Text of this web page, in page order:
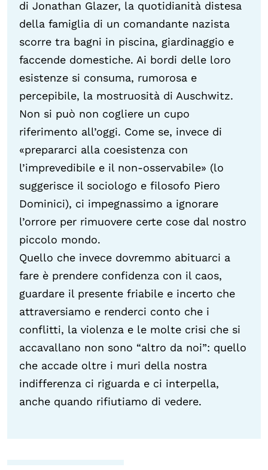
di Jonathan Glazer, la quotidianità distesa
della famiglia di un comandante nazista
scorre tra bagni in piscina, giardinaggio e
faccende domestiche. Ai bordi delle loro
esistenze si consuma, rumorosa e
percepibile, la mostruosità di Auschwitz.
Non si può non cogliere un cupo
riferimento all’oggi. Come se, invece di
«prepararci alla coesistenza con
l’imprevedibile e il non-osservabile» (lo
suggerisce il sociologo e filosofo Piero
Dominici), ci impegnassimo a ignorare
l’orrore per rimuovere certe cose dal nostro
piccolo mondo.
Quello che invece dovremmo abituarci a
fare è prendere confidenza con il caos,
guardare il presente friabile e incerto che
attraversiamo e renderci conto che i
conflitti, la violenza e le molte crisi che si
accavallano non sono “altro da noi”: quello
che accade oltre i muri della nostra
indifferenza ci riguarda e ci interpella,
anche quando rifiutiamo di vedere.